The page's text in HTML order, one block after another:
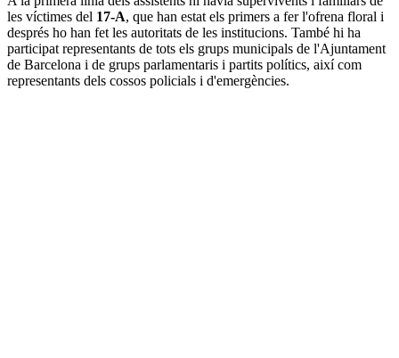
les víctimes del 17-A, que han estat els primers a fer l'ofrena floral i
després ho han fet les autoritats de les institucions. També hi ha
participat representants de tots els grups municipals de l'Ajuntament
de Barcelona i de grups parlamentaris i partits polítics, així com
representants dels cossos policials i d'emergències.